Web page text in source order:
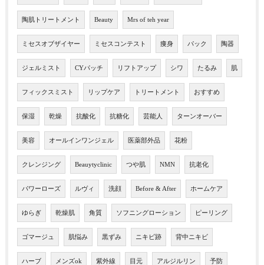
陶肌トリートメント Beauty Mrs of teh year
ミセスオブザイヤー ミセスコンテスト 痩身 パック 陶器
ジェルミスト CYパッチ リフトアップ シワ たるみ 肌
フィックスミスト リップケア トリートメント おすすめ
保湿 乾燥 抗酸化 抗糖化 芸能人 ターンオーバー
美容 オールインワンジェル 医薬部外品 花粉
クレンジング Beauytyclinic つや肌 NMN 抗老化
パワーローズ ルヴィ 洗顔 Before & After ホームケア
ゆらぎ 乾燥肌 角質 ソフニングローション ピーリング
ゴマージュ 肌悩み 黒ずみ ニキビ跡 背中ニキビ
ハーブ メンズok 紫外線 目元 アルジルリン 予防